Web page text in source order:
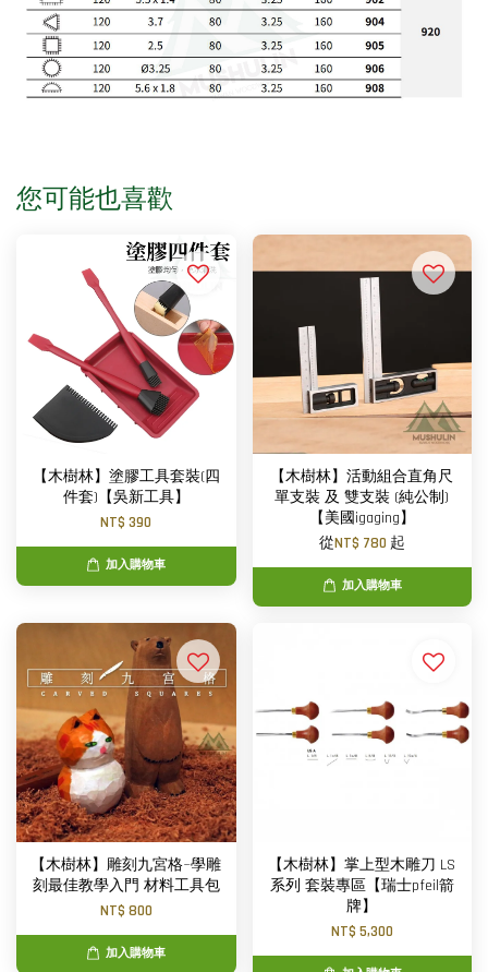
您可能也喜歡
【木樹林】塗膠工具套裝(四
件套)【吳新工具】
NT$ 390
加入購物車
【木樹林】活動組合直角尺
單支裝 及 雙支裝 (純公制)
【美國igaging】
從NT$ 780 起
加入購物車
【木樹林】雕刻九宮格~學雕
刻最佳教學入門 材料工具包
NT$ 800
加入購物車
【木樹林】掌上型木雕刀 LS
系列 套裝專區【瑞士pfeil箭
牌】
NT$ 5,300